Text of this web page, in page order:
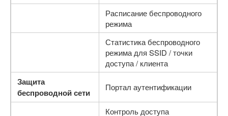
Расписание беспроводного
режима
Статистика беспроводного
режима для SSID / точки
доступа / клиента
Защита
беспроводной сети
Портал аутентификации
Контроль доступа